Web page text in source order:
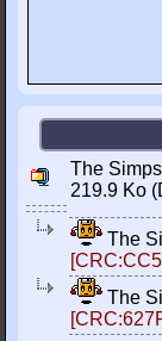
The
219.9 Ko
The
The